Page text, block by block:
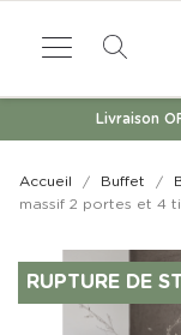
Livraison
Accueil Buffet
massif 2 portes et 4
RUPTURE DE